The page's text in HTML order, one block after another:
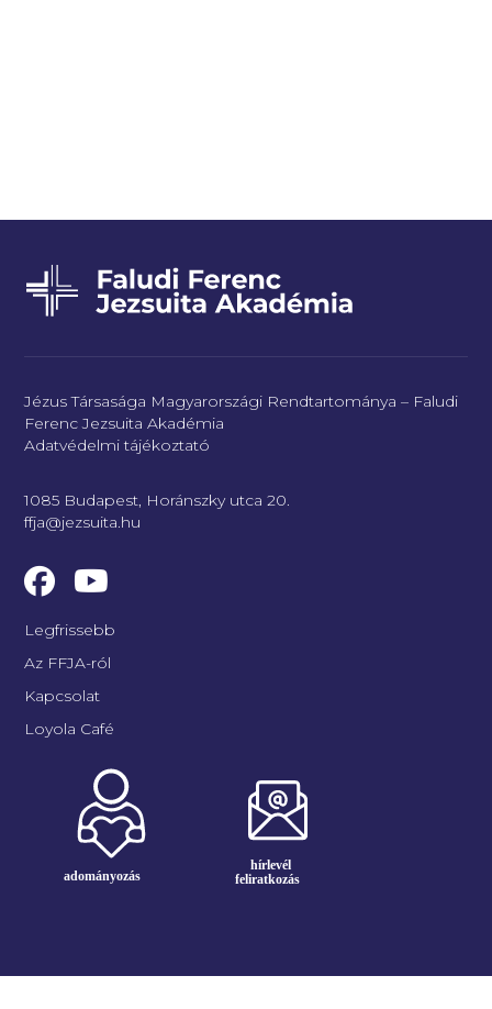
Jézus Társasága Magyarországi Rendtartománya – Faludi
Ferenc Jezsuita Akadémia
Adatvédelmi tájékoztató
1085 Budapest, Horánszky utca 20.
ffja@jezsuita.hu
Legfrissebb
Az FFJA-ról
Kapcsolat
Loyola Café